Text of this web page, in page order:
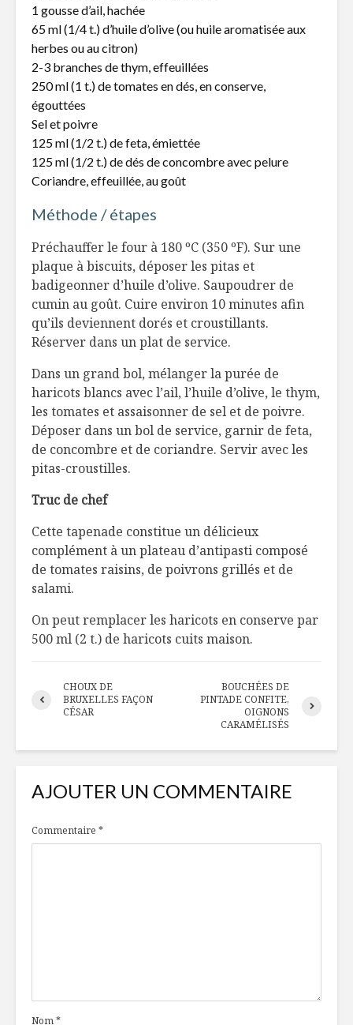
1 gousse d’ail, hachée
65 ml (1/4 t.) d’huile d’olive (ou huile aromatisée aux
herbes ou au citron)
2-3 branches de thym, effeuillées
250 ml (1 t.) de tomates en dés, en conserve,
égouttées
Sel et poivre
125 ml (1/2 t.) de feta, émiettée
125 ml (1/2 t.) de dés de concombre avec pelure
Coriandre, effeuillée, au goût
Méthode / étapes
Préchauffer le four à 180 ºC (350 ºF). Sur une
plaque à biscuits, déposer les pitas et
badigeonner d’huile d’olive. Saupoudrer de
cumin au goût. Cuire environ 10 minutes afin
qu’ils deviennent dorés et croustillants.
Réserver dans un plat de service.
Dans un grand bol, mélanger la purée de
haricots blancs avec l’ail, l’huile d’olive, le thym,
les tomates et assaisonner de sel et de poivre.
Déposer dans un bol de service, garnir de feta,
de concombre et de coriandre. Servir avec les
pitas-croustilles.
Truc de chef
Cette tapenade constitue un délicieux
complément à un plateau d’antipasti composé
de tomates raisins, de poivrons grillés et de
salami.
On peut remplacer les haricots en conserve par
500 ml (2 t.) de haricots cuits maison.
CHOUX DE
BRUXELLES FAÇON
CÉSAR
BOUCHÉES DE
PINTADE CONFITE,
OIGNONS
CARAMÉLISÉS
AJOUTER UN COMMENTAIRE
Commentaire *
Nom*
Moments
bucoliques et
pique-nique vert!
Le temps des
Fêtes…à bout de